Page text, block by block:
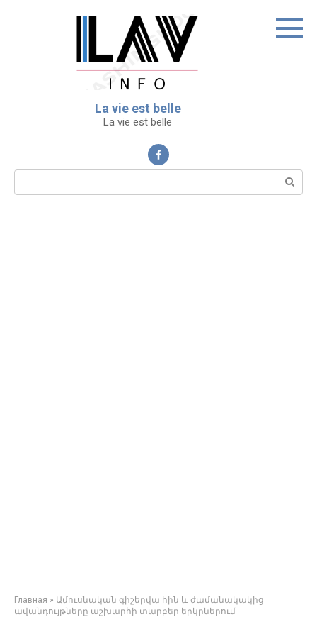
La vie est belle
La vie est belle
Поиск:
Главная » Ամուսնական գիշերվա հին և ժամանակակից
ավանդույթները աշխարհի տարբեր երկրներում